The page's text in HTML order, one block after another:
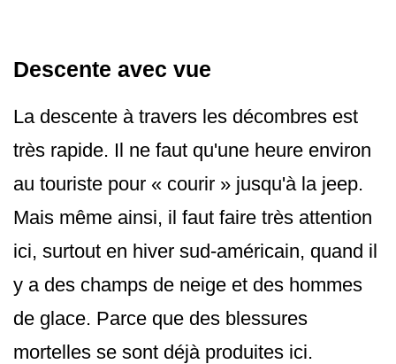
Descente avec vue
La descente à travers les décombres est
très rapide. Il ne faut qu'une heure environ
au touriste pour « courir » jusqu'à la jeep.
Mais même ainsi, il faut faire très attention
ici, surtout en hiver sud-américain, quand il
y a des champs de neige et des hommes
de glace. Parce que des blessures
mortelles se sont déjà produites ici.